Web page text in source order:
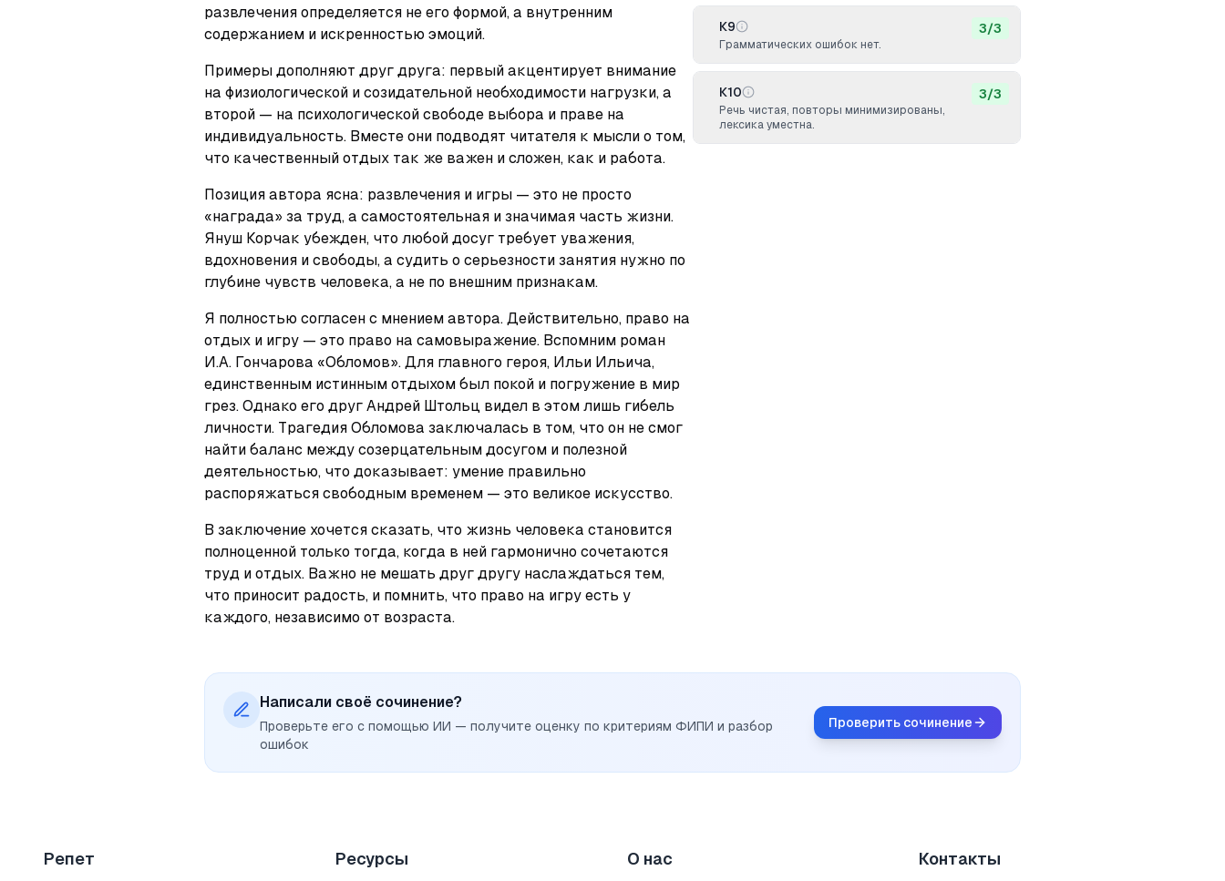
развлечения определяется не его формой, а внутренним
содержанием и искренностью эмоций.
Примеры дополняют друг друга: первый акцентирует внимание
на физиологической и созидательной необходимости нагрузки, а
второй — на психологической свободе выбора и праве на
индивидуальность. Вместе они подводят читателя к мысли о том,
что качественный отдых так же важен и сложен, как и работа.
Позиция автора ясна: развлечения и игры — это не просто
«награда» за труд, а самостоятельная и значимая часть жизни.
Януш Корчак убежден, что любой досуг требует уважения,
вдохновения и свободы, а судить о серьезности занятия нужно по
глубине чувств человека, а не по внешним признакам.
Я полностью согласен с мнением автора. Действительно, право на
отдых и игру — это право на самовыражение. Вспомним роман
И.А. Гончарова «Обломов». Для главного героя, Ильи Ильича,
единственным истинным отдыхом был покой и погружение в мир
грез. Однако его друг Андрей Штольц видел в этом лишь гибель
личности. Трагедия Обломова заключалась в том, что он не смог
найти баланс между созерцательным досугом и полезной
деятельностью, что доказывает: умение правильно
распоряжаться свободным временем — это великое искусство.
В заключение хочется сказать, что жизнь человека становится
полноценной только тогда, когда в ней гармонично сочетаются
труд и отдых. Важно не мешать друг другу наслаждаться тем,
что приносит радость, и помнить, что право на игру есть у
каждого, независимо от возраста.
К9
Грамматических ошибок нет.
3/3
К10
Речь чистая, повторы минимизированы,
лексика уместна.
3/3
Написали своё сочинение?
Проверьте его с помощью ИИ — получите оценку по критериям ФИПИ и разбор
ошибок
Проверить сочинение
Репет Ресурсы О нас Контакты